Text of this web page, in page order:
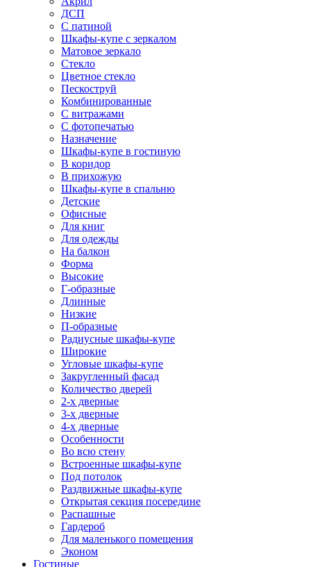
ДСП
С патиной
Шкафы-купе с зеркалом
Матовое зеркало
Стекло
Цветное стекло
Пескоструй
Комбинированные
С витражами
С фотопечатью
Назначение
Шкафы-купе в гостиную
В коридор
В прихожую
Шкафы-купе в спальню
Детские
Офисные
Для книг
Для одежды
На балкон
Форма
Высокие
Г-образные
Длинные
Низкие
П-образные
Радиусные шкафы-купе
Широкие
Угловые шкафы-купе
Закругленный фасад
Количество дверей
2-х дверные
3-х дверные
4-х дверные
Особенности
Во всю стену
Встроенные шкафы-купе
Под потолок
Раздвижные шкафы-купе
Открытая секция посередине
Распашные
Гардероб
Для маленького помещения
Эконом
Гостиные